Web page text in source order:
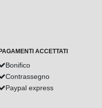
PAGAMENTI ACCETTATI
Bonifico
Contrassegno
Paypal express